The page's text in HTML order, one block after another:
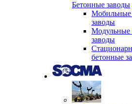
Бетонные заводы
Мобильные
заводы
Модульные
заводы
бетонные